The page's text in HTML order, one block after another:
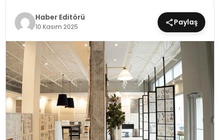
EĞITIM
MAGAZIN
SPOR
YAŞAM
Haber Editörü
10 Kasım 2025 Paylaş